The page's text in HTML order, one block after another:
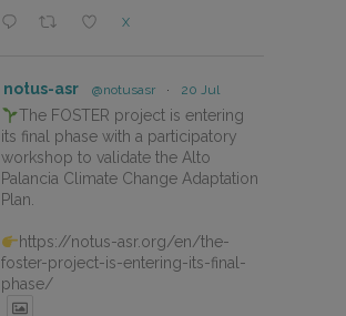
X
notus-asr @notusasr · 20 Jul
The FOSTER project is entering
its final phase with a participatory
workshop to validate the Alto
Palancia Climate Change Adaptation
Plan.
https://notus-asr.org/en/the-
foster-project-is-entering-its-final-
phase/